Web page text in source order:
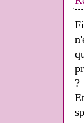
?